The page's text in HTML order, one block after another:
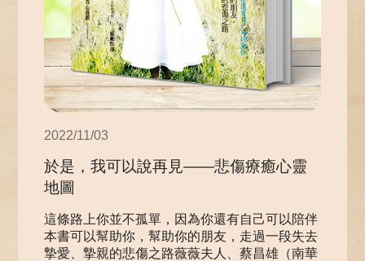
2022/11/03
於是，我可以說再見——悲傷療癒心靈
地圖
這條路上你並不孤單，因為你還有自己可以陪伴
本書可以幫助你，幫助你的朋友，走過一段失去
摯愛、摯親的悲傷之路薇薇夫人、蔡昌雄（南華